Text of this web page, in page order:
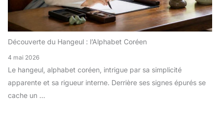
Découverte du Hangeul : l’Alphabet Coréen
4 mai 2026
Le hangeul, alphabet coréen, intrigue par sa simplicité
apparente et sa rigueur interne. Derrière ses signes épurés se
cache un ...